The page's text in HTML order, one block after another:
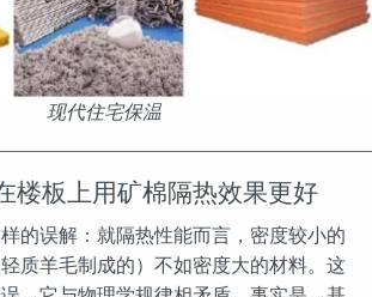
现代住宅保温
楼板上用矿棉隔热效果更好
的误解：就隔热性能而言，密度较小的
质羊毛制成的）不如密度大的材料。这